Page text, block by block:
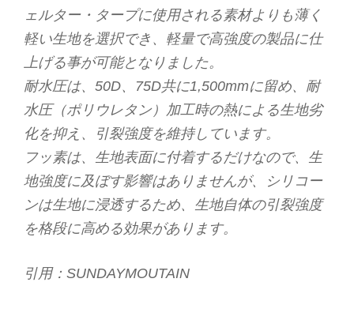
ェルター・タープに使用される素材よりも薄く
軽い生地を選択でき、軽量で高強度の製品に仕
上げる事が可能となりました。
耐水圧は、50D、75D共に1,500mmに留め、耐
水圧（ポリウレタン）加工時の熱による生地劣
化を抑え、引裂強度を維持しています。
フッ素は、生地表面に付着するだけなので、生
地強度に及ぼす影響はありませんが、シリコー
ンは生地に浸透するため、生地自体の引裂強度
を格段に高める効果があります。
引用：SUNDAYMOUTAIN